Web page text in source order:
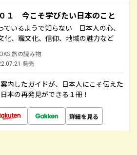
１ 今こそ学びたい日本のこと
ているようで知らない 日本人の心、
化、職文化、信仰、地域の魅力など
旅の読み物
発売
内したガイドが、日本人にこそ伝えた
本の再発見ができる１冊！
詳細を見る